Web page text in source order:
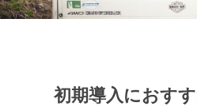
初期導入におす